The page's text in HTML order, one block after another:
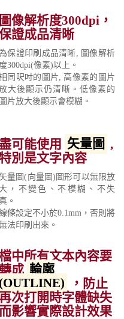
圖像解析度300dpi，
證成品清晰
保證印刷成品清晰, 圖像解析
度300dpi(像素)以上。
同呎吋的圖片, 高像素的圖片
大後顯示仍清晰。低像素的
圖片放大後顯示會模糊。
盡可能使用 矢量圖 ,
別是文字內容
量圖(向量圖)圖形可以無限放
大，不變色、不模糊、不失
。
條設定不小於0.1mm，否則將
法印刷出來。
中所有文本內容要
成 輪廓
(OUTLINE)
，防止
次打開時字體缺失
而影響實際設計效果